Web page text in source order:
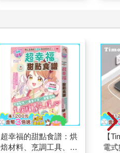
超幸福的甜點食譜：烘
焙材料、烹調工具、可
【
電